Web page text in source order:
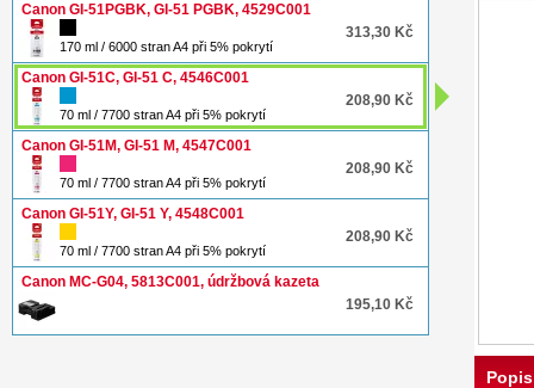
Canon GI-51PGBK, GI-51 PGBK, 4529C001
313,30 Kč
170 ml / 6000 stran A4 při 5% pokrytí
Canon GI-51C, GI-51 C, 4546C001
208,90 Kč
70 ml / 7700 stran A4 při 5% pokrytí
Canon GI-51M, GI-51 M, 4547C001
208,90 Kč
70 ml / 7700 stran A4 při 5% pokrytí
Canon GI-51Y, GI-51 Y, 4548C001
208,90 Kč
70 ml / 7700 stran A4 při 5% pokrytí
Canon MC-G04, 5813C001, údržbová kazeta
195,10 Kč